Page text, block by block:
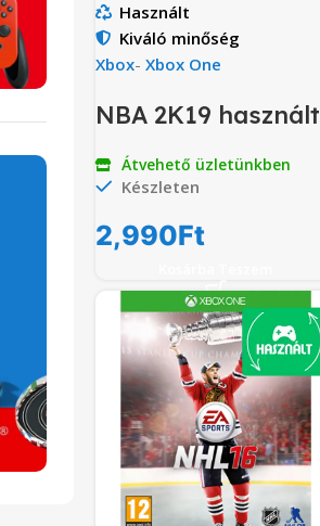
Használt
Kiváló minőség
Xbox- Xbox One
NBA 2K19 használt
Átvehető üzletünkben
Készleten
2,990Ft